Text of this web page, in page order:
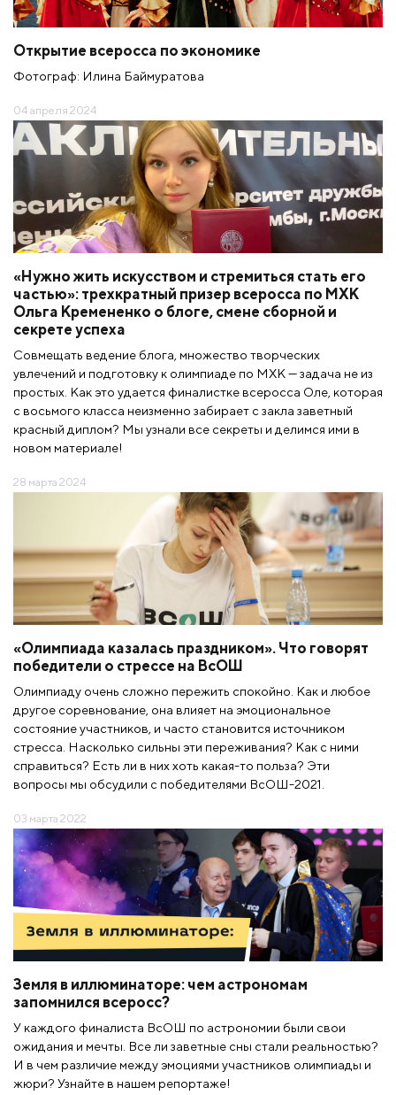
Открытие всеросса по экономике
Фотограф: Илина Баймуратова
04 апреля 2024
«Нужно жить искусством и стремиться стать его
частью»: трехкратный призер всеросса по МХК
Ольга Кремененко о блоге, смене сборной и
секрете успеха
Совмещать ведение блога, множество творческих
увлечений и подготовку к олимпиаде по МХК — задача не из
простых. Как это удается финалистке всеросса Оле, которая
с восьмого класса неизменно забирает с закла заветный
красный диплом? Мы узнали все секреты и делимся ими в
новом материале!
28 марта 2024
«Олимпиада казалась праздником». Что говорят
победители о стрессе на ВсОШ
Олимпиаду очень сложно пережить спокойно. Как и любое
другое соревнование, она влияет на эмоциональное
состояние участников, и часто становится источником
стресса. Насколько сильны эти переживания? Как с ними
справиться? Есть ли в них хоть какая-то польза? Эти
вопросы мы обсудили с победителями ВсОШ-2021.
03 марта 2022
Земля в иллюминаторе: чем астрономам
запомнился всеросс?
У каждого финалиста ВсОШ по астрономии были свои
ожидания и мечты. Все ли заветные сны стали реальностью?
И в чем различие между эмоциями участников олимпиады и
жюри? Узнайте в нашем репортаже!